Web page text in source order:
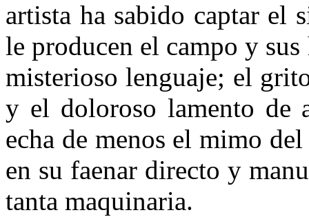
artista ha sabido captar el
le producen el campo y
misterioso lenguaje; el
y el doloroso lamento de
echa de menos el mimo
en su faenar directo y
tanta maquinaria.